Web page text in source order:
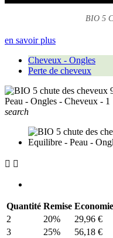
BIO 5
en savoir plus
Cheveux - Ongles
Perte de cheveux
search
 
Quantité Remise Economie
2
20%
29,96 €
3
25%
56,18 €